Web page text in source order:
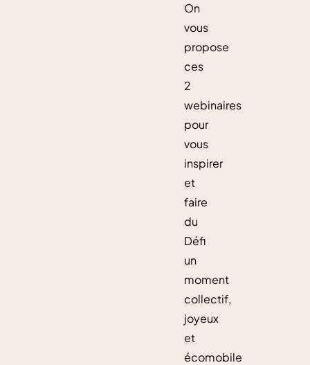
On
vous
propose
ces
2
webinaires
pour
vous
inspirer
et
faire
du
Défi
un
moment
collectif,
joyeux
et
écomobile